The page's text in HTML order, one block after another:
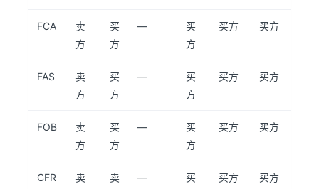
FCA
卖
方
买
方
—
买
方
买方 买方
FAS
卖
方
买
方
—
买
方
买方 买方
FOB
卖
方
买
方
—
买
方
买方 买方
CFR
卖
卖
—
买
买方 买方